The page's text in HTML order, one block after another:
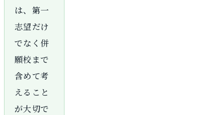
は、第一
志望だけ
でなく併
願校まで
含めて考
えること
が大切で